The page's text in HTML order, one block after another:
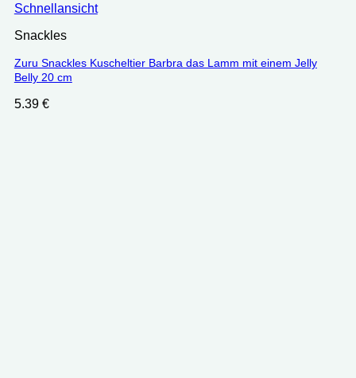
Schnellansicht
Snackles
Zuru Snackles Kuscheltier Barbra das Lamm mit einem Jelly
Belly 20 cm
5.39 €